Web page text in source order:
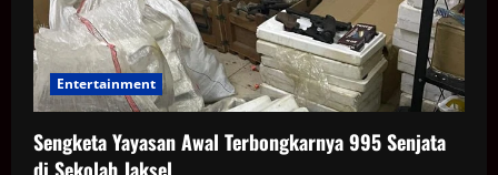
Entertainment
Sengketa Yayasan Awal Terbongkarnya 995 Senjata
di Sekolah Jaksel